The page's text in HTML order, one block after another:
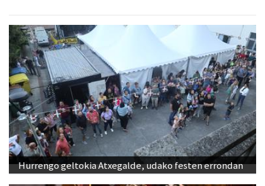
Hurrengo geltokia Atxegalde, udako festen errondan